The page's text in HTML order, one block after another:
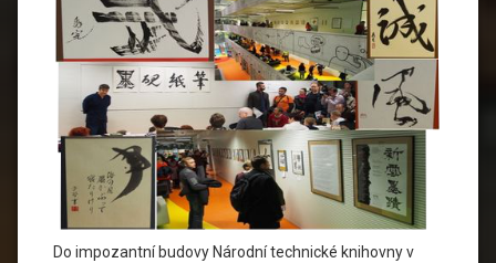
Do impozantní budovy Národní technické knihovny v